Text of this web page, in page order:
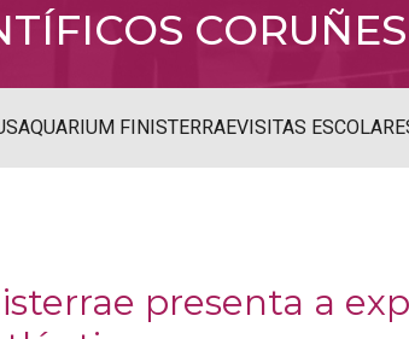
AQUARIUM FINISTERRAEVISITAS
presenta a